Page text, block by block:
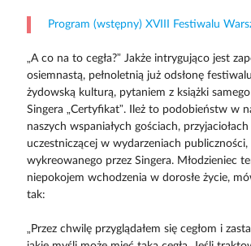
Program (wstępny) XVIII Festiwalu
„A co na to cegła?” Jakże intrygująco jest
osiemnastą, pełnoletnią już odsłonę
żydowską kulturą, pytaniem z książki samego
Singera „Certyfikat”. Ileż to podobieństw w
naszych wspaniałych gościach,
uczestniczącej w wydarzeniach
wykreowanego przez Singera. Młodzieniec
niepokojem wchodzenia w dorosłe życie,
tak:
„Przez chwilę przyglądałem się cegłom i